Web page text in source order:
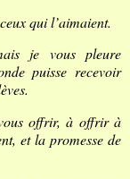
qui l’aimaient.
je vous pleure
puisse recevoir
offrir, à offrir à
et la promesse de